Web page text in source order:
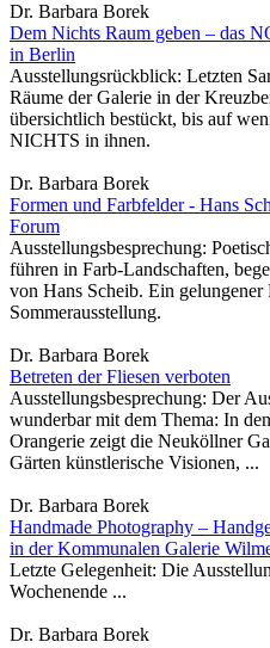
Dr. Barbara Borek
Dem Nichts Raum geben – das
in Berlin
Ausstellungsrückblick: Letzten
Räume der Galerie in der
übersichtlich bestückt, bis auf
NICHTS in ihnen.
Dr. Barbara Borek
Formen und Farbfelder - Hans
Forum
Ausstellungsbesprechung:
führen in Farb-Landschaften,
von Hans Scheib. Ein gelungener
Sommerausstellung.
Dr. Barbara Borek
Betreten der Fliesen verboten
Ausstellungsbesprechung: Der
wunderbar mit dem Thema: In
Orangerie zeigt die Neuköllner
Gärten künstlerische Visionen, ...
Dr. Barbara Borek
Handmade Photography –
in der Kommunalen Galerie
Letzte Gelegenheit: Die
Wochenende ...
Dr. Barbara Borek